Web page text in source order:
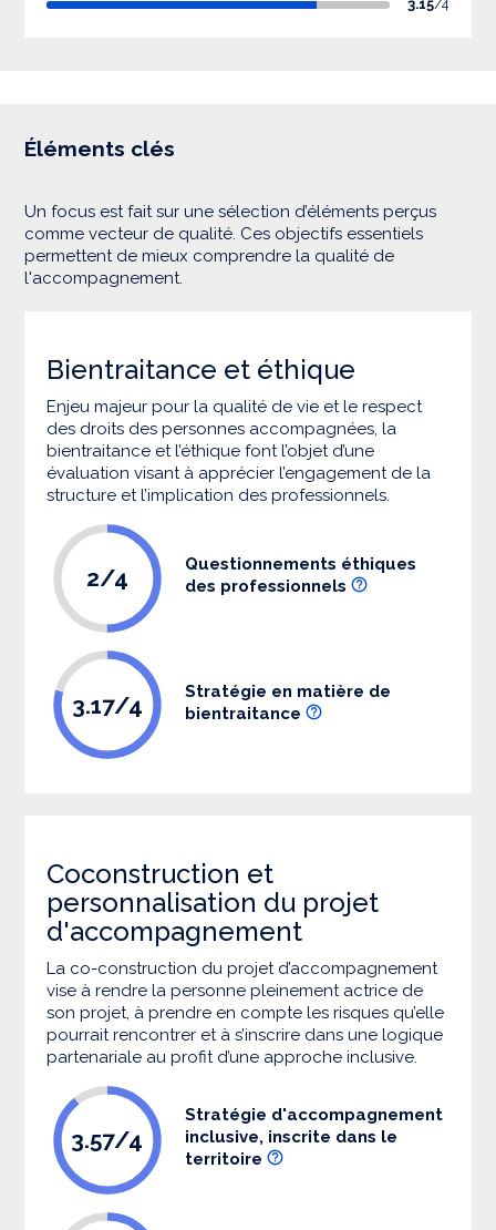
3.15/4
Éléments clés
Un focus est fait sur une sélection d’éléments perçus
comme vecteur de qualité. Ces objectifs essentiels
permettent de mieux comprendre la qualité de
l'accompagnement.
Bientraitance et éthique
Enjeu majeur pour la qualité de vie et le respect
des droits des personnes accompagnées, la
bientraitance et l’éthique font l’objet d’une
évaluation visant à apprécier l’engagement de la
structure et l’implication des professionnels.
2/4
Questionnements éthiques
des professionnels
3.17/4
Stratégie en matière de
bientraitance
Coconstruction et
personnalisation du projet
d'accompagnement
La co-construction du projet d’accompagnement
vise à rendre la personne pleinement actrice de
son projet, à prendre en compte les risques qu’elle
pourrait rencontrer et à s’inscrire dans une logique
partenariale au profit d’une approche inclusive.
3.57/4
Stratégie d'accompagnement
inclusive, inscrite dans le
territoire